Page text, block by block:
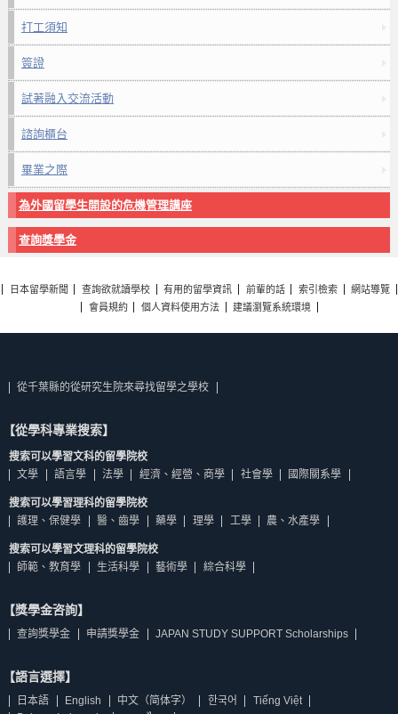
打工須知
簽證
試著融入交流活動
諮詢櫃台
畢業之際
為外國留學生開設的危機管理講座
查詢獎學金
日本留學新聞 查詢欲就讀學校 有用的留學資訊 前輩的話 索引檢索
網站導覽
會員規約
個人資料使用方法 建議瀏覽系統環境
從千葉縣的從研究生院來尋找留學之學校
【從學科專業搜索】
搜索可以學習文科的留學院校
文學
語言學 法學 經濟、經營、商學 社會學 國際關系學
搜索可以學習理科的留學院校
護理、保健學
醫、齒學 藥學 理學 工學 農、水產學
搜索可以學習文理科的留學院校
師範、教育學
生活科學 藝術學 綜合科學
【獎學金咨詢】
查詢獎學金 申請獎學金 JAPAN STUDY SUPPORT Scholarships
【語言選擇】
日本語 English 中文（简体字） 한국어
Tiếng Việt